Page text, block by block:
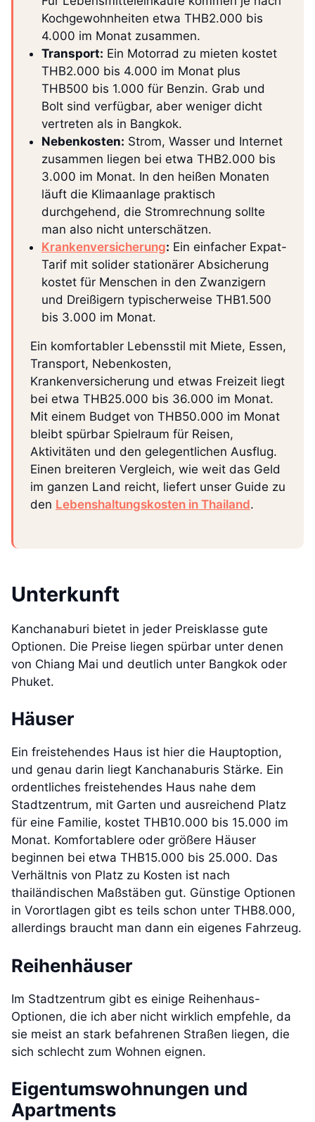
Kochgewohnheiten etwa THB2.000 bis
4.000 im Monat zusammen.
Transport: Ein Motorrad zu mieten kostet
THB2.000 bis 4.000 im Monat plus
THB500 bis 1.000 für Benzin. Grab und
Bolt sind verfügbar, aber weniger dicht
vertreten als in Bangkok.
Nebenkosten: Strom, Wasser und Internet
zusammen liegen bei etwa THB2.000 bis
3.000 im Monat. In den heißen Monaten
läuft die Klimaanlage praktisch
durchgehend, die Stromrechnung sollte
man also nicht unterschätzen.
Krankenversicherung: Ein einfacher Expat-
Tarif mit solider stationärer Absicherung
kostet für Menschen in den Zwanzigern
und Dreißigern typischerweise THB1.500
bis 3.000 im Monat.
Ein komfortabler Lebensstil mit Miete, Essen,
Transport, Nebenkosten,
Krankenversicherung und etwas Freizeit liegt
bei etwa THB25.000 bis 36.000 im Monat.
Mit einem Budget von THB50.000 im Monat
bleibt spürbar Spielraum für Reisen,
Aktivitäten und den gelegentlichen Ausflug.
Einen breiteren Vergleich, wie weit das Geld
im ganzen Land reicht, liefert unser Guide zu
den Lebenshaltungskosten in Thailand.
Unterkunft
Kanchanaburi bietet in jeder Preisklasse gute
Optionen. Die Preise liegen spürbar unter denen
von Chiang Mai und deutlich unter Bangkok oder
Phuket.
Häuser
Ein freistehendes Haus ist hier die Hauptoption,
und genau darin liegt Kanchanaburis Stärke. Ein
ordentliches freistehendes Haus nahe dem
Stadtzentrum, mit Garten und ausreichend Platz
für eine Familie, kostet THB10.000 bis 15.000 im
Monat. Komfortablere oder größere Häuser
beginnen bei etwa THB15.000 bis 25.000. Das
Verhältnis von Platz zu Kosten ist nach
thailändischen Maßstäben gut. Günstige Optionen
in Vorortlagen gibt es teils schon unter THB8.000,
allerdings braucht man dann ein eigenes Fahrzeug.
Reihenhäuser
Im Stadtzentrum gibt es einige Reihenhaus-
Optionen, die ich aber nicht wirklich empfehle, da
sie meist an stark befahrenen Straßen liegen, die
sich schlecht zum Wohnen eignen.
Eigentumswohnungen und
Apartments